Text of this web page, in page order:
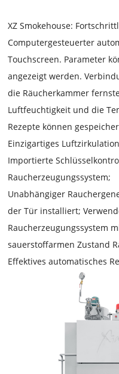
XZ Smokehouse:
Computergesteuerter
Touchscreen. Parameter
angezeigt werden.
die Räucherkammer
Luftfeuchtigkeit und die
Rezepte können
Einzigartiges
Importierte
Raucherzeugungssystem;
Unabhängiger
der Tür installiert;
Raucherzeugungssystem
sauerstoffarmen Zustand
Effektives automatisches